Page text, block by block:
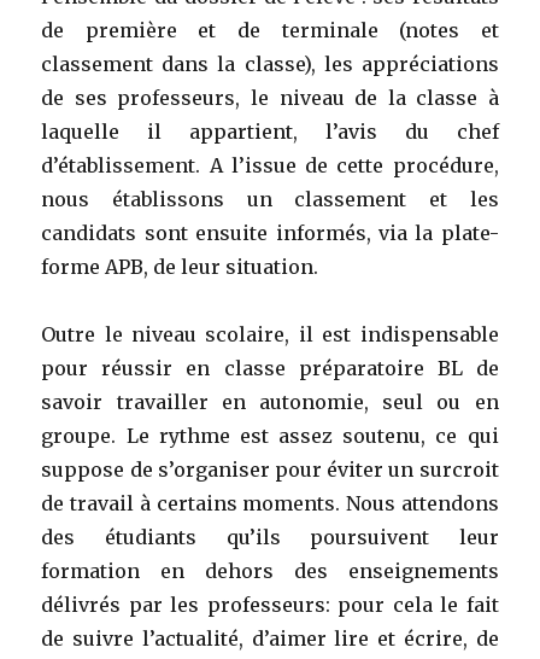
de première et de terminale (notes et
classement dans la classe), les appréciations
de ses professeurs, le niveau de la classe à
laquelle il appartient, l’avis du chef
d’établissement. A l’issue de cette procédure,
nous établissons un classement et les
candidats sont ensuite informés, via la plate-
forme APB, de leur situation.
Outre le niveau scolaire, il est indispensable
pour réussir en classe préparatoire BL de
savoir travailler en autonomie, seul ou en
groupe. Le rythme est assez soutenu, ce qui
suppose de s’organiser pour éviter un surcroit
de travail à certains moments. Nous attendons
des étudiants qu’ils poursuivent leur
formation en dehors des enseignements
délivrés par les professeurs: pour cela le fait
de suivre l’actualité, d’aimer lire et écrire, de